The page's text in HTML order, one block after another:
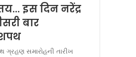
इस दिन नरेंद्र
बार
शपथ
ગ્રહણ સમારોહની તારીખ